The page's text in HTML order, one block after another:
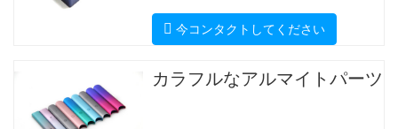
今コンタクトしてください
カラフルなアルマイトパーツ